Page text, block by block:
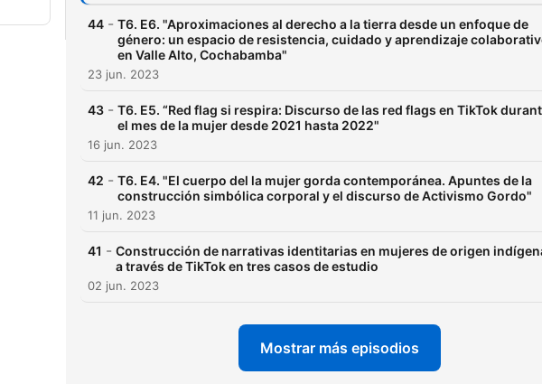
44 - T6. E6. "Aproximaciones al derecho a la tierra desde un enfoque de
género: un espacio de resistencia, cuidado y aprendizaje
en Valle Alto, Cochabamba"
23 jun. 2023
43 - T6. E5. “Red flag si respira: Discurso de las red flags en TikTok
el mes de la mujer desde 2021 hasta 2022"
16 jun. 2023
42 - T6. E4. "El cuerpo del la mujer gorda contemporánea. Apuntes de la
construcción simbólica corporal y el discurso de Activismo Gordo"
11 jun. 2023
41 - Construcción de narrativas identitarias en mujeres de origen
a través de TikTok en tres casos de estudio
02 jun. 2023
Mostrar más episodios